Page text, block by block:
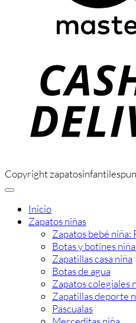
Copyright
Inicio
Zapatos niñas
Zapatos bebé niña:
Botas y botines
Zapatillas casa niña
Botas de agua
Zapatos colegiales
Zapatillas deporte
Pascualas